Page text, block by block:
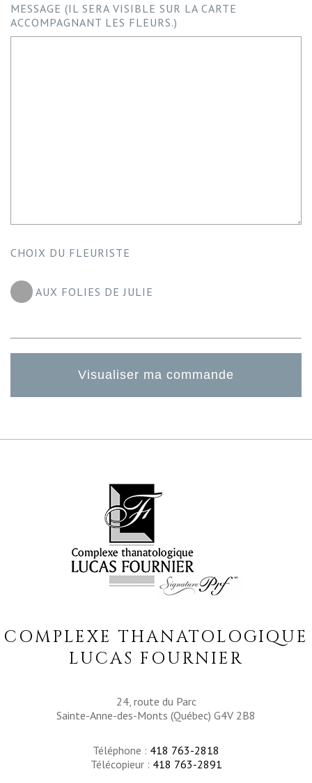
MESSAGE (IL SERA VISIBLE SUR LA CARTE
ACCOMPAGNANT LES FLEURS.)
CHOIX DU FLEURISTE
AUX FOLIES DE JULIE
COMPLEXE THANATOLOGIQUE
LUCAS FOURNIER
24, route du Parc
Sainte-Anne-des-Monts (Québec) G4V 2B8
Téléphone : 418 763-2818
Télécopieur : 418 763-2891